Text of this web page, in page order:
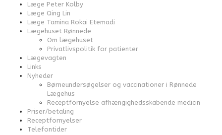
Læge Peter Kolby
Læge Qing Lin
Læge Tamina Rokai Etemadi
Lægehuset Rønnede
Om lægehuset
Privatlivspolitik for patienter
Lægevagten
Links
Nyheder
Børneundersøgelser og vaccinationer i Rønnede
Lægehus
Receptfornyelse afhængighedsskabende medicin
Priser/betaling
Receptfornyelser
Telefontider